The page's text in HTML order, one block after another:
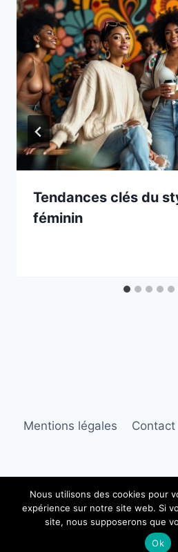
Tendances clés du
féminin
Mentions légales Contact
© 2026
Nous utilisons des cookies pour
expérience sur notre site web. Si
site, nous supposerons que
Ok